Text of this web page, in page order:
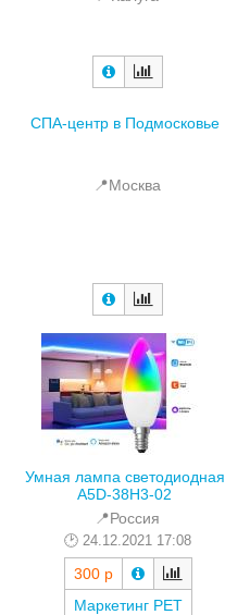
СПА-центр в Подмосковье
📍Москва
Умная лампа светодиодная
A5D-38H3-02
📍Россия
24.12.2021 17:08
300 р
Маркетинг РЕТ